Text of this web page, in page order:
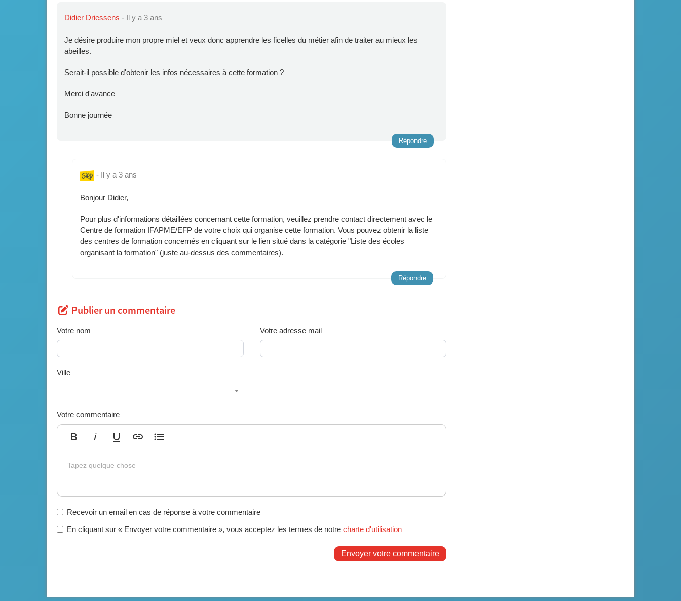
Didier Driessens - Il y a 3 ans
Je désire produire mon propre miel et veux donc apprendre les ficelles du métier afin de traiter au mieux les
abeilles.
Serait-il possible d'obtenir les infos nécessaires à cette formation ?
Merci d'avance
Bonne journée
Répondre
- Il y a 3 ans
Bonjour Didier,
Pour plus d'informations détaillées concernant cette formation, veuillez prendre contact directement avec le
Centre de formation IFAPME/EFP de votre choix qui organise cette formation. Vous pouvez obtenir la liste
des centres de formation concernés en cliquant sur le lien situé dans la catégorie "Liste des écoles
organisant la formation" (juste au-dessus des commentaires).
Répondre
Publier un commentaire
Votre nom Votre adresse mail
Ville
Votre commentaire
Tapez quelque chose
Recevoir un email en cas de réponse à votre commentaire
En cliquant sur « Envoyer votre commentaire », vous acceptez les termes de notre charte d'utilisation
Envoyer votre commentaire